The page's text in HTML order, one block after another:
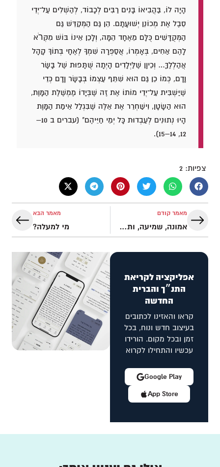
הָיָה לוֹ, בַּהֲבִיאוֹ בָּנִים רַבִּים לְכָבוֹד, לְהַשְׁלִים עַל־יְדֵי
סֵבֶל אֶת מְכוֹנֵן יְשׁוּעָתָם. הֵן גַּם הַמְּקַדֵּשׁ גַּם
הַמְּקֻדָּשִׁים כֻּלָּם מֵאֶחָד הֵמָּה, וְלָכֵן אֵינוֹ בּוֹשׁ מִקְּרֺא
לָהֶם אַחִים, בְּאָמְרוֹ, אֲסַפְּרָה שִׁמְךָ לְאֶחָי בְּתוֹךְ קָהָל
אֲהַלְלֶךָּ… וְכֵיוָן שֶׁלַּיְלָדִים הָיְתָה שֻׁתָּפוּת שֶׁל בָּשָׂר
וָדָם, כְּמוֹ כֵן גַּם הוּא שִׁתֵּף עַצְמוֹ בְּבָשָׂר וָדָם כְּדֵי
שֶׁיַּשְׁבִּית עַל־יְדֵי מוֹתוֹ אֶת זֶה שֶׁבְּיָדוֹ מֶמְשֶׁלֶת הַמָּוֶת,
הוּא הַשָּׂטָן, וִישַׁחְרֵר אֶת אֵלֶּה שֶׁבִּגְלַל אֵימַת הַמָּוֶת
הָיוּ נְתוּנִים לְעַבְדוּת כָּל יְמֵי חַיֵּיהֶם" (עברים ב 10–
12, 14–15).
צפיות: 2
מאמר קודם
אמונה, שמיעה, ותפילה אמיתית
מאמר הבא
מי למעלה?
אפליקציה לקריאת
התנ״ך והברית
החדשה
קראו והאזינו לכתובים
בעיצוב חדש ונוח, בכל
זמן ובכל מקום. הורידו
עכשיו והתחילו לקרוא
App Store
Google Play